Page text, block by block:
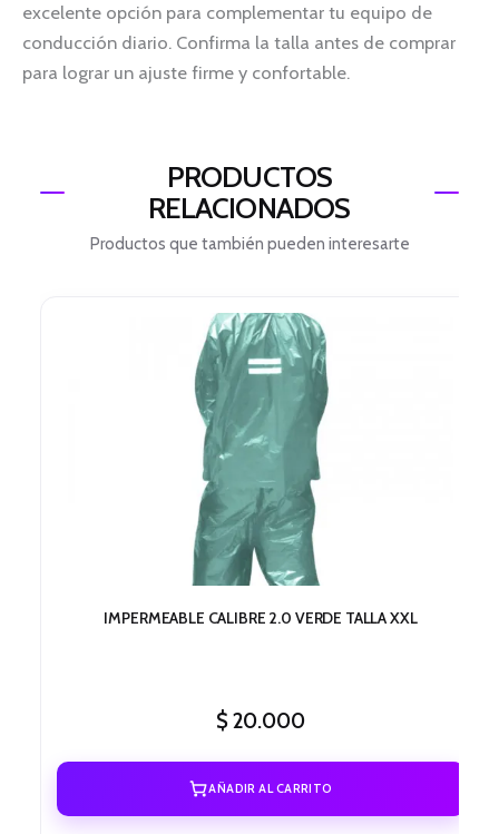
excelente opción para complementar tu equipo de
conducción diario. Confirma la talla antes de comprar
para lograr un ajuste firme y confortable.
PRODUCTOS
RELACIONADOS
Productos que también pueden interesarte
IMPERMEABLE CALIBRE 2.0 VERDE TALLA XXL
$20.000
AÑADIR AL CARRITO